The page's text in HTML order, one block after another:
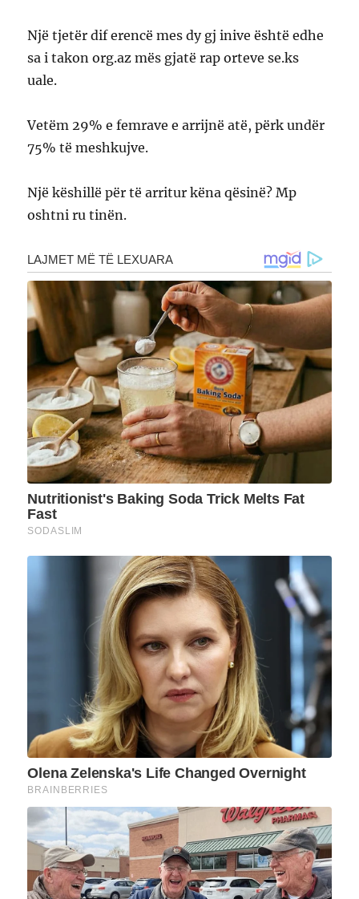
Një tjetër dif erencë mes dy gj inive është edhe
sa i takon org.az mës gjatë rap orteve se.ks
uale.
Vetëm 29% e femrave e arrijnë atë, përk undër
75% të meshkujve.
Një këshillë për të arritur këna qësinë? Mp
oshtni ru tinën.